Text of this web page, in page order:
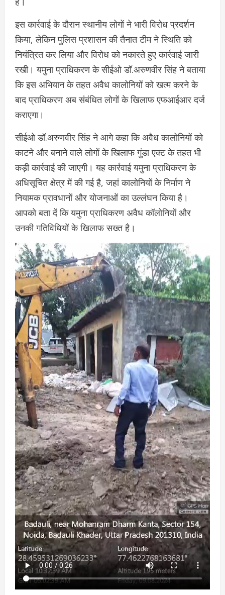
इस कार्रवाई के दौरान स्थानीय लोगों ने भारी विरोध प्रदर्शन
किया, लेकिन पुलिस प्रशासन की तैनात टीम ने स्थिति को
नियंत्रित कर लिया और विरोध को नकारते हुए कार्रवाई जारी
रखी। यमुना प्राधिकरण के सीईओ डॉ.अरुणवीर सिंह ने बताया
कि इस अभियान के तहत अवैध कालोनियों को खत्म करने के
बाद प्राधिकरण अब संबंधित लोगों के खिलाफ एफआईआर दर्ज
कराएगा।
सीईओ डॉ.अरुणवीर सिंह ने आगे कहा कि अवैध कालोनियों को
काटने और बनाने वाले लोगों के खिलाफ गुंडा एक्ट के तहत भी
कड़ी कार्रवाई की जाएगी। यह कार्रवाई यमुना प्राधिकरण के
अधिसूचित क्षेत्र में की गई है, जहां कालोनियों के निर्माण ने
नियामक प्रावधानों और योजनाओं का उल्लंघन किया है।
आपको बता दें कि यमुना प्राधिकरण अवैध कॉलोनियों और
उनकी गतिविधियों के खिलाफ सख्त है।